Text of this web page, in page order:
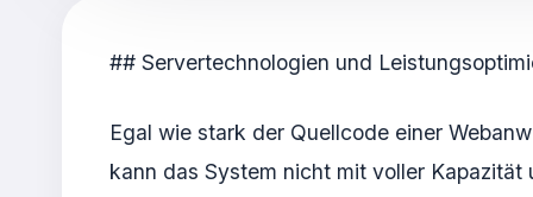
## Servertechnologien und
Egal wie stark der Quellcode einer
kann das System nicht mit voller Kapazität